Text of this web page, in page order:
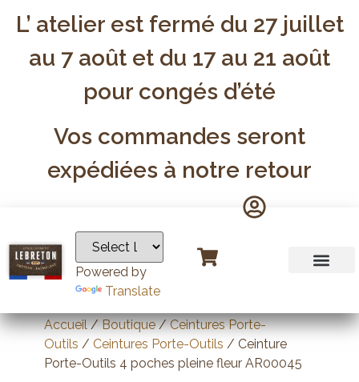
L’ atelier est fermé du 27 juillet
au 7 août et du 17 au 21 août
pour congés d’été
Vos commandes seront
expédiées à notre retour
Powered by
Translate
Accueil/Boutique/Ceintures Porte-
Outils / Ceintures Porte-Outils / Ceinture
Porte-Outils 4 poches pleine fleur AR00045